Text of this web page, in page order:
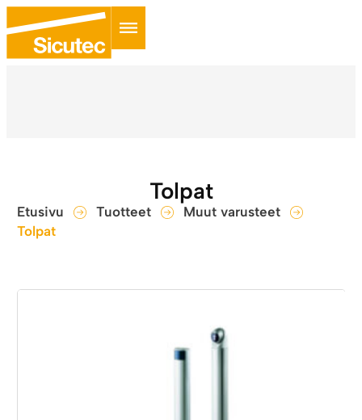
Tolpat
Etusivu Tuotteet
Muut varusteet
Tolpat